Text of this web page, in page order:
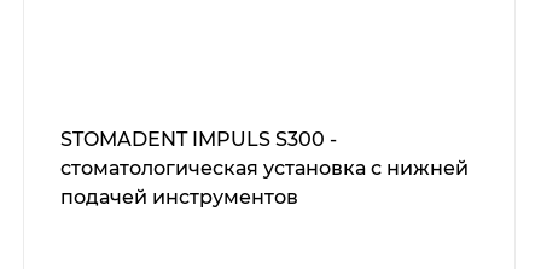
STOMADENT IMPULS S300 -
стоматологическая установка с нижней
подачей инструментов